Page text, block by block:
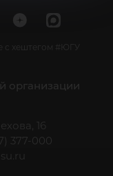
с хештегом #ЮГУ
организации
16
377-000